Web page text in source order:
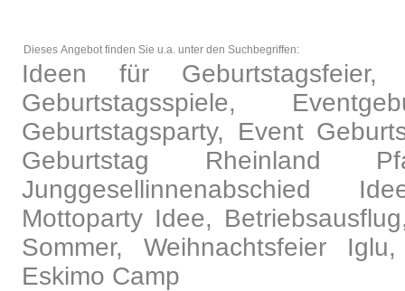
Dieses Angebot finden Sie u.a. unter den Suchbegriffen:
Ideen für
Geburtstagsspiele,
Geburtstagsparty, Event
Geburtstag Rheinland
Junggesellinnenabschied
Mottoparty Idee,
Sommer, Weihnachtsfeier
Eskimo Camp